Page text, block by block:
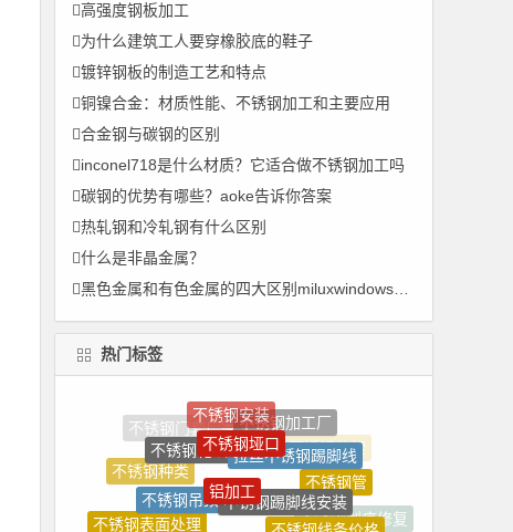
高强度钢板加工
为什么建筑工人要穿橡胶底的鞋子
镀锌钢板的制造工艺和特点
铜镍合金：材质性能、不锈钢加工和主要应用
合金钢与碳钢的区别
inconel718是什么材质？它适合做不锈钢加工吗
碳钢的优势有哪些？aoke告诉你答案
热轧钢和冷轧钢有什么区别
什么是非晶金属？
黑色金属和有色金属的四大区别miluxwindows.com
热门标签
不锈钢种类
不锈钢花坛
不锈钢垭口
拉丝不锈钢踢脚线
不锈钢管
不锈钢划痕修复
不锈钢表面处理
不锈钢吊顶
铝加工
不锈钢踢脚线安装
不锈钢线条价格
不锈钢门套安装钣金加工